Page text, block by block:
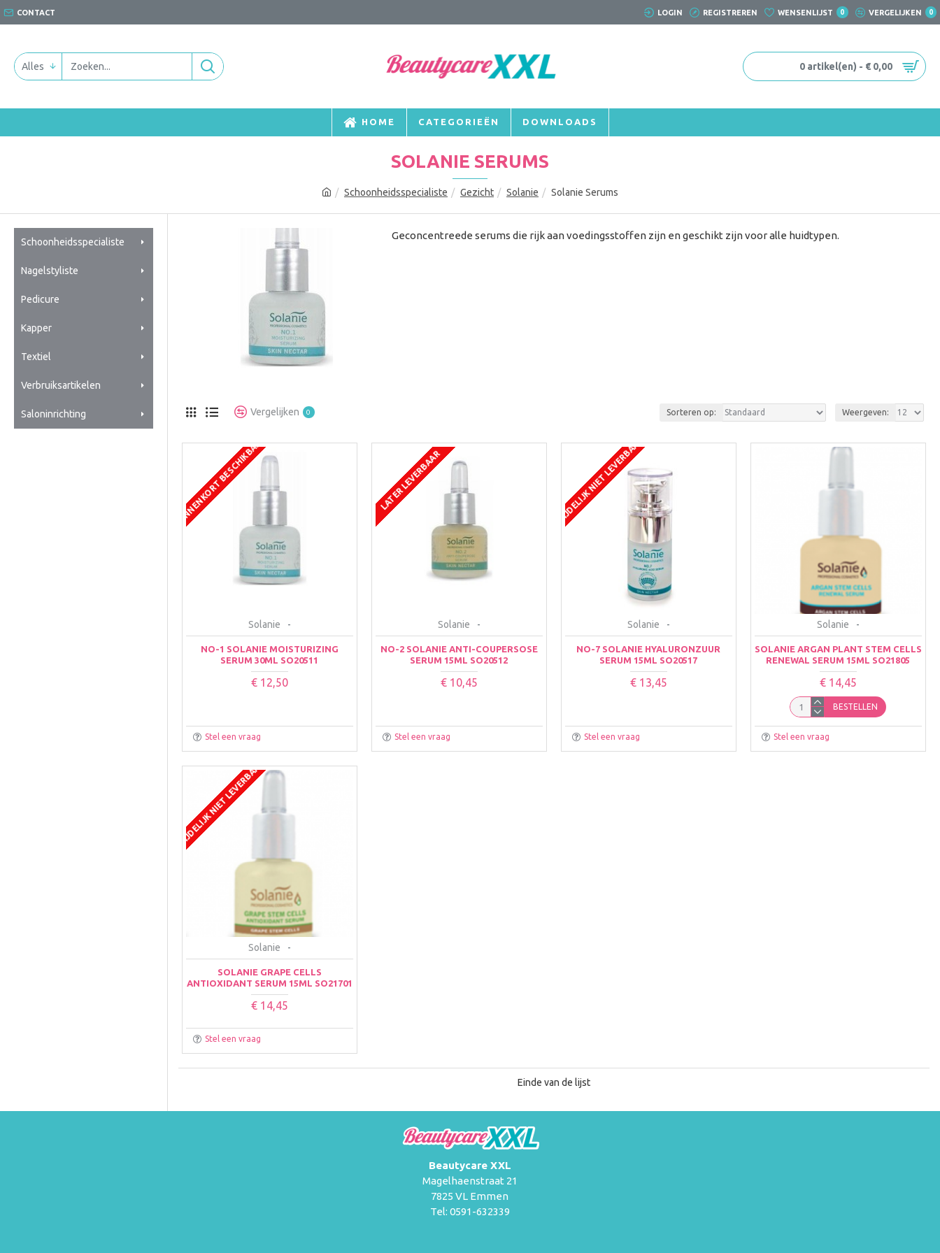
CONTACT LOGIN REGISTREREN WENSENLIJST 0 VERGELIJKEN 0
Alles 0 artikel(en) - € 0,00
HOME CATEGORIEËN DOWNLOADS
Schoonheidsspecialiste Gezicht Solanie Solanie Serums
SOLANIE SERUMS
Schoonheidsspecialiste
Nagelstyliste
Pedicure
Kapper
Textiel
Verbruiksartikelen
Saloninrichting
Geconcentreede serums die rijk aan voedingsstoffen zijn en geschikt zijn voor alle huidtypen.
Vergelijken 0 Sorteren op: Weergeven:
BINNENKORT BESCHIKBAAR
Solanie -
NO-1 SOLANIE MOISTURIZING
SERUM 30ML SO20511
€ 12,50
Stel een vraag
LATER LEVERBAAR
Solanie -
NO-2 SOLANIE ANTI-COUPERSOSE
SERUM 15ML SO20512
€ 10,45
Stel een vraag
TIJDELIJK NIET LEVERBAAR
Solanie -
NO-7 SOLANIE HYALURONZUUR
SERUM 15ML SO20517
€ 13,45
Stel een vraag
Solanie -
SOLANIE ARGAN PLANT STEM CELLS
RENEWAL SERUM 15ML SO21805
€ 14,45
BESTELLEN
Stel een vraag
TIJDELIJK NIET LEVERBAAR
Solanie -
SOLANIE GRAPE CELLS
ANTIOXIDANT SERUM 15ML SO21701
€ 14,45
Stel een vraag
Einde van de lijst
Beautycare XXL
Magelhaenstraat 21
7825 VL Emmen
Tel: 0591-632339